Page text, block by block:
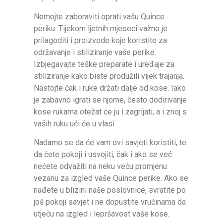
Nemojte zaboraviti oprati vašu Quince
periku. Tijekom ljetnih mjeseci važno je
prilagoditi i proizvode koje koristite za
održavanje i stiliziranje vaše perike.
Izbjegavajte teške preparate i uređaje za
stiliziranje kako biste produžili vijek trajanja.
Nastojte čak i ruke držati dalje od kose. Iako
je zabavno igrati se njome, često dodirivanje
kose rukama otežat će ju i zagrijati, a i znoj s
vaših ruku ući će u vlasi.
Nadamo se da će vam ovi savjeti koristiti, te
da ćete pokoji i usvojiti, čak i ako se već
nećete odvažiti na neku veću promjenu
vezanu za izgled vaše Quince perike. Ako se
nađete u blizini naše poslovnice, svratite po
još pokoji savjet i ne dopustite vrućinama da
utječu na izgled i lepršavost vaše kose.